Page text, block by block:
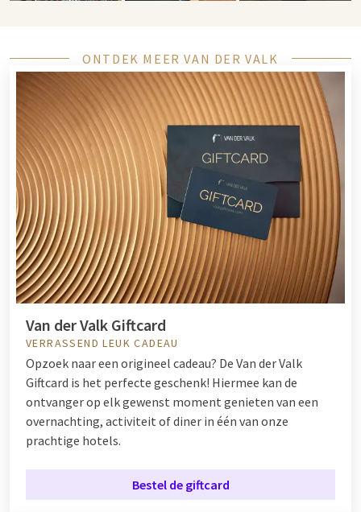
ONTDEK MEER VAN DER VALK
Van der Valk Giftcard
VERRASSEND LEUK CADEAU
Opzoek naar een origineel cadeau? De Van der Valk
Giftcard is het perfecte geschenk! Hiermee kan de
ontvanger op elk gewenst moment genieten van een
overnachting, activiteit of diner in één van onze
prachtige hotels.
Bestel de giftcard